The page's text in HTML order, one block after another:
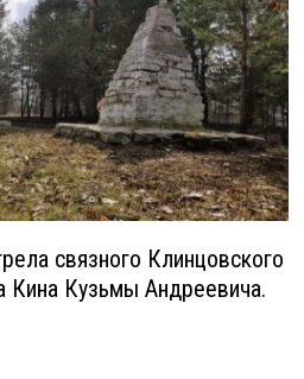
связного Клинцовского
Кина Кузьмы Андреевича.